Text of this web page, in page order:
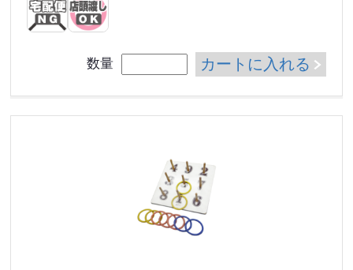
数量 カートに入れる